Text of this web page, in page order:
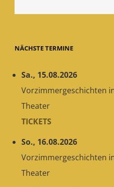
NÄCHSTE TERMINE
Sa., 15.08.2026
Vorzimmergeschichten
Theater
TICKETS
So., 16.08.2026
Vorzimmergeschichten
Theater